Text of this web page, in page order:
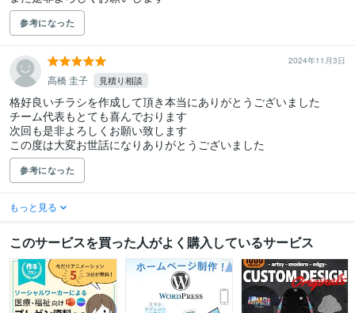
参考になった
2024年11月3日
高橋 圭子 見積り相談
格好良いチラシを作成して頂き本当にありがとうございました
チーム代表もとても喜んでおります
次回も是非よろしくお願い致します
この度は大変お世話になりありがとうございました
参考になった
もっと見る
このサービスを買った人がよく購入しているサービス